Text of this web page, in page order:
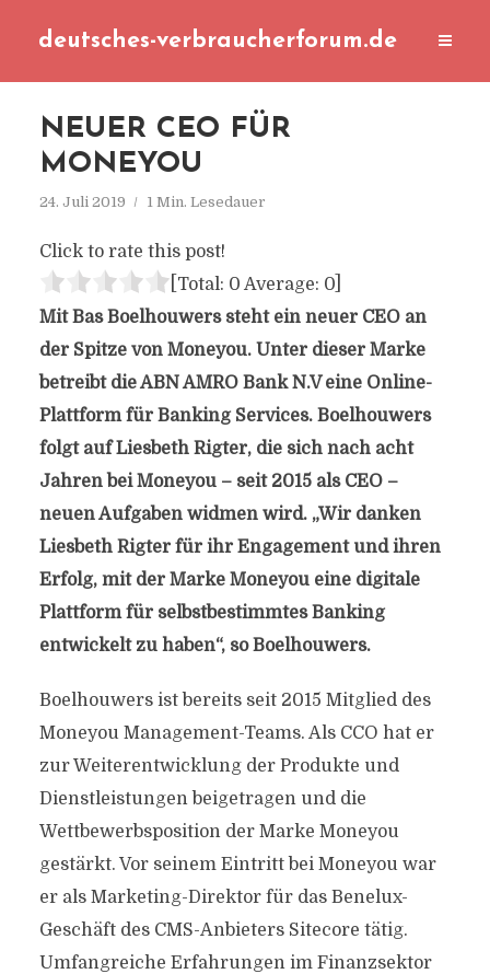
deutsches-verbraucherforum.de
NEUER CEO FÜR
MONEYOU
24. Juli 2019 1 Min. Lesedauer
Click to rate this post!
[Total: 0 Average: 0]
Mit Bas Boelhouwers steht ein neuer CEO an
der Spitze von Moneyou. Unter dieser Marke
betreibt die ABN AMRO Bank N.V eine Online-
Plattform für Banking Services. Boelhouwers
folgt auf Liesbeth Rigter, die sich nach acht
Jahren bei Moneyou – seit 2015 als CEO –
neuen Aufgaben widmen wird. „Wir danken
Liesbeth Rigter für ihr Engagement und ihren
Erfolg, mit der Marke Moneyou eine digitale
Plattform für selbstbestimmtes Banking
entwickelt zu haben“, so Boelhouwers.
Boelhouwers ist bereits seit 2015 Mitglied des
Moneyou Management-Teams. Als CCO hat er
zur Weiterentwicklung der Produkte und
Dienstleistungen beigetragen und die
Wettbewerbsposition der Marke Moneyou
gestärkt. Vor seinem Eintritt bei Moneyou war
er als Marketing-Direktor für das Benelux-
Geschäft des CMS-Anbieters Sitecore tätig.
Umfangreiche Erfahrungen im Finanzsektor